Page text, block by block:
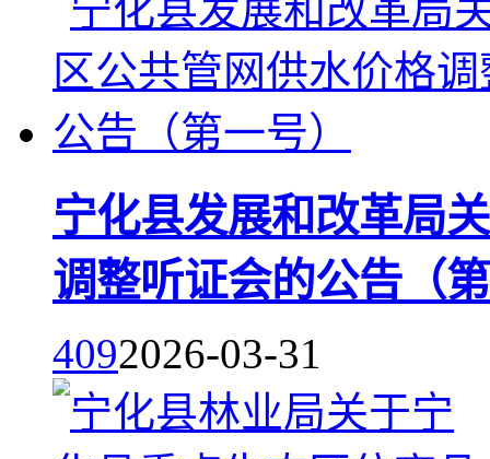
宁化县发展和改革局
调整听证会的公告（
4092026-03-31